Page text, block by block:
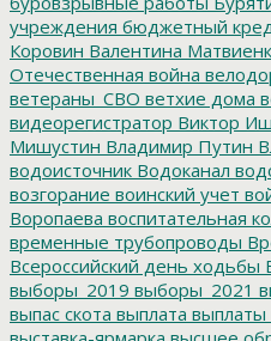
учреждения бюджетный
Коровин Валентина
Отечественная война
ветераны_СВО ветхие дома
видеорегистратор Виктор
Мишустин Владимир Путин
водоисточник Водоканал
возгорание воинский учет
Воропаева воспитательная
временные трубопроводы
Всероссийский день ходьбы
выборы_2019 выборы_2021
выпас скота выплата выплаты